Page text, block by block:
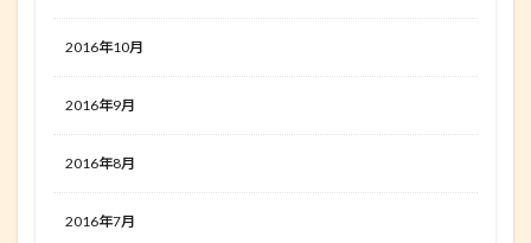
2016年10月
2016年9月
2016年8月
2016年7月